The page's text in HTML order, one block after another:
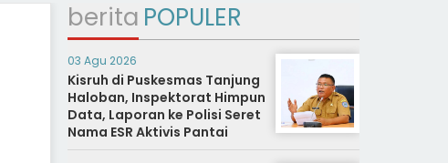
berita POPULER
03 Agu 2026
Kisruh di Puskesmas Tanjung
Haloban, Inspektorat Himpun
Data, Laporan ke Polisi Seret
Nama ESR Aktivis Pantai